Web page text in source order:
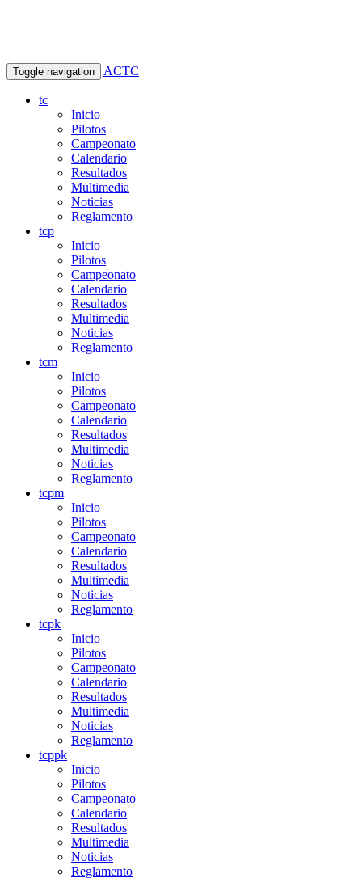
Toggle navigation ACTC
tc
Inicio
Pilotos
Campeonato
Calendario
Resultados
Multimedia
Noticias
Reglamento
tcp
Inicio
Pilotos
Campeonato
Calendario
Resultados
Multimedia
Noticias
Reglamento
tcm
Inicio
Pilotos
Campeonato
Calendario
Resultados
Multimedia
Noticias
Reglamento
tcpm
Inicio
Pilotos
Campeonato
Calendario
Resultados
Multimedia
Noticias
Reglamento
tcpk
Inicio
Pilotos
Campeonato
Calendario
Resultados
Multimedia
Noticias
Reglamento
tcppk
Inicio
Pilotos
Campeonato
Calendario
Resultados
Multimedia
Noticias
Reglamento